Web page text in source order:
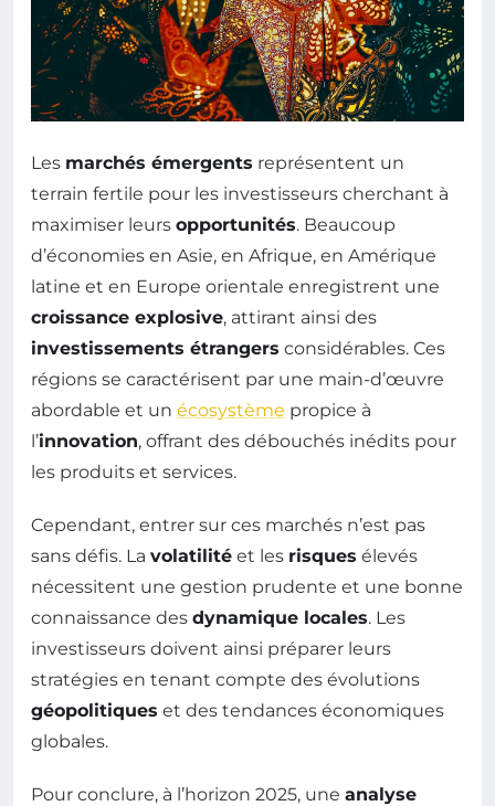
Les marchés émergents représentent un
terrain fertile pour les investisseurs cherchant à
maximiser leurs opportunités. Beaucoup
d’économies en Asie, en Afrique, en Amérique
latine et en Europe orientale enregistrent une
croissance explosive, attirant ainsi des
investissements étrangers considérables. Ces
régions se caractérisent par une main-d’œuvre
abordable et un écosystème propice à
l’innovation, offrant des débouchés inédits pour
les produits et services.
Cependant, entrer sur ces marchés n’est pas
sans défis. La volatilité et les risques élevés
nécessitent une gestion prudente et une bonne
connaissance des dynamique locales. Les
investisseurs doivent ainsi préparer leurs
stratégies en tenant compte des évolutions
géopolitiques et des tendances économiques
globales.
Pour conclure, à l’horizon 2025, une analyse